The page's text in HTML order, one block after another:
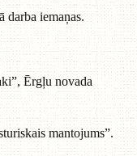
darba iemaņas.
Ērgļu novada
mantojums”.